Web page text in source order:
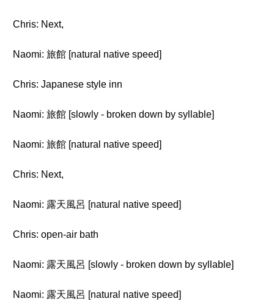
Chris: Next,
Naomi: 旅館 [natural native speed]
Chris: Japanese style inn
Naomi: 旅館 [slowly - broken down by syllable]
Naomi: 旅館 [natural native speed]
Chris: Next,
Naomi: 露天風呂 [natural native speed]
Chris: open-air bath
Naomi: 露天風呂 [slowly - broken down by syllable]
Naomi: 露天風呂 [natural native speed]